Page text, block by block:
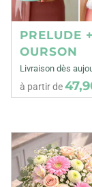
PRELUDE +
OURSON
Livraison dès
à partir de